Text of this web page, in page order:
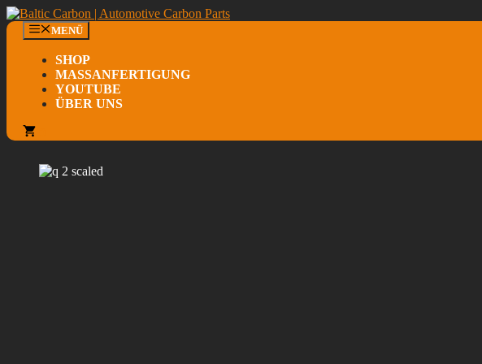
Zum
Inhalt
springen
MENÜ
SHOP
MASSANFERTIGUNG
YOUTUBE
ÜBER UNS